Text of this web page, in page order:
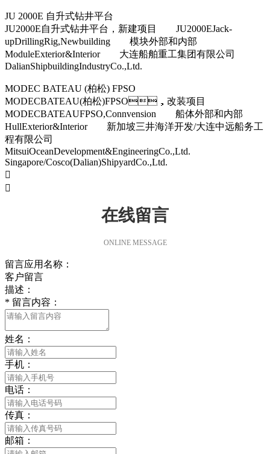
JU 2000E 自升式钻井平台
JU2000E自升式钻井平台，新建项目 JU2000EJack-
upDrillingRig,Newbuilding 模块外部和内部
ModuleExterior&Interior 大连船舶重工集团有限公司
DalianShipbuildingIndustryCo.,Ltd.
MODEC BATEAU (柏松) FPSO
MODECBATEAU(柏松)FPSO，改装项目
MODECBATEAUFPSO,Connvension 船体外部和内部
HullExterior&Interior 新加坡三井海洋开发/大连中远船务工
程有限公司
MitsuiOceanDevelopment&EngineeringCo.,Ltd.
Singapore/Cosco(Dalian)ShipyardCo.,Ltd.


在线留言
ONLINE MESSAGE
留言应用名称：
客户留言
描述：
* 留言内容：
姓名：
手机：
电话：
传真：
邮箱：